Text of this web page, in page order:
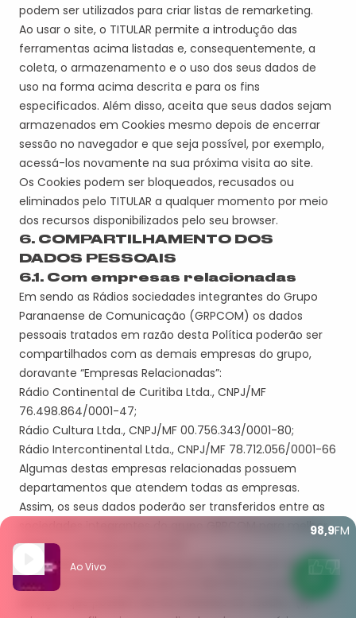
98,9FM
Ao Vivo
podem ser utilizados para criar listas de remarketing.
Ao usar o site, o TITULAR permite a introdução das
ferramentas acima listadas e, consequentemente, a
coleta, o armazenamento e o uso dos seus dados de
uso na forma acima descrita e para os fins
especificados. Além disso, aceita que seus dados sejam
armazenados em Cookies mesmo depois de encerrar
sessão no navegador e que seja possível, por exemplo,
acessá-los novamente na sua próxima visita ao site.
Os Cookies podem ser bloqueados, recusados ou
eliminados pelo TITULAR a qualquer momento por meio
dos recursos disponibilizados pelo seu browser.
6. COMPARTILHAMENTO DOS
DADOS PESSOAIS
6.1. Com empresas relacionadas
Em sendo as Rádios sociedades integrantes do Grupo
Paranaense de Comunicação (GRPCOM) os dados
pessoais tratados em razão desta Política poderão ser
compartilhados com as demais empresas do grupo,
doravante “Empresas Relacionadas”:
Rádio Continental de Curitiba Ltda., CNPJ/MF
76.498.864/0001-47;
Rádio Cultura Ltda., CNPJ/MF 00.756.343/0001-80;
Rádio Intercontinental Ltda., CNPJ/MF 78.712.056/0001-66
Algumas destas empresas relacionadas possuem
departamentos que atendem todas as empresas.
Assim, os seus dados poderão ser transferidos entre as
sociedades integrantes do grupo GRPCOM para melhor
prestar os Serviços para Você.
Seus dados também poderão ser utilizados por estas
Empresas Relacionadas para (i) identificar produtos e
ii)